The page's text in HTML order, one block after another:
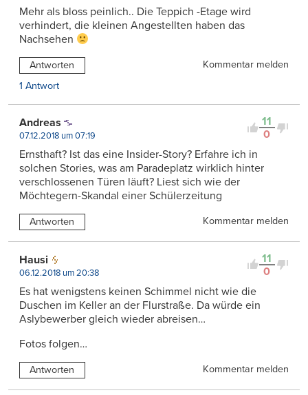
Mehr als bloss peinlich.. Die Teppich -Etage wird
verhindert, die kleinen Angestellten haben das
Nachsehen
Antworten
Kommentar melden
1 Antwort
11
0
Andreas
07.12.2018 um 07:19
Ernsthaft? Ist das eine Insider-Story? Erfahre ich in
solchen Stories, was am Paradeplatz wirklich hinter
verschlossenen Türen läuft? Liest sich wie der
Möchtegern-Skandal einer Schülerzeitung
Antworten Kommentar melden
11
0
Hausi
06.12.2018 um 20:38
Es hat wenigstens keinen Schimmel nicht wie die
Duschen im Keller an der Flurstraße. Da würde ein
Aslybewerber gleich wieder abreisen…
Fotos folgen…
Antworten Kommentar melden